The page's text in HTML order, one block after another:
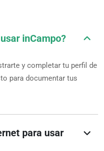
inCampo?
y completar tu perfil de
para documentar tus
para usar